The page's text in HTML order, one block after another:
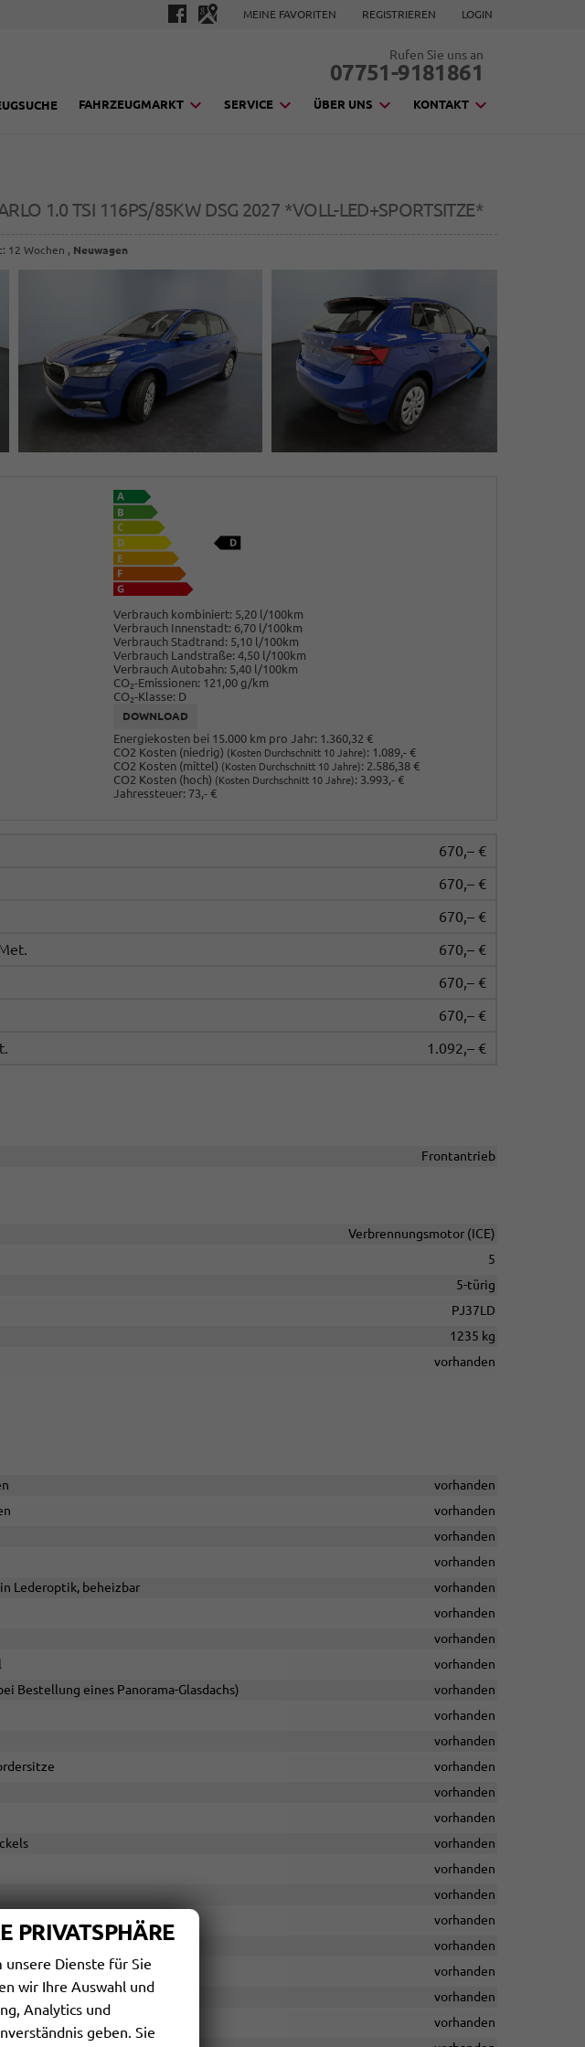
MEINE FAVORITEN REGISTRIEREN LOGIN
Rufen Sie uns an
07751-9181861
FAHRZEUGMARKT SERVICE ÜBER UNS KONTAKT
1.0 TSI 116PS/85KW DSG 2027 *VOLL-LED+SPORTSITZE*
12 Wochen , Neuwagen
Verbrauch kombiniert: 5,20 l/100km
Verbrauch Innenstadt: 6,70 l/100km
Verbrauch Stadtrand: 5,10 l/100km
Verbrauch Landstraße: 4,50 l/100km
Verbrauch Autobahn: 5,40 l/100km
CO2-Emissionen: 121,00 g/km
CO2-Klasse: D
DOWNLOAD
Energiekosten bei 15.000 km pro Jahr: 1.360,32 €
CO2 Kosten (niedrig) (Kosten Durchschnitt 10 Jahre): 1.089,- €
CO2 Kosten (mittel) (Kosten Durchschnitt 10 Jahre): 2.586,38 €
CO2 Kosten (hoch) (Kosten Durchschnitt 10 Jahre): 3.993,- €
Jahressteuer: 73,- €
670,– €
670,– €
670,– €
670,– €
670,– €
670,– €
1.092,– €
Frontantrieb
Verbrennungsmotor (ICE)
5
5-türig
PJ37LD
1235 kg
vorhanden
vorhanden
vorhanden
vorhanden
vorhanden
Lederoptik, beheizbar
vorhanden
vorhanden
vorhanden
vorhanden
Bestellung eines Panorama-Glasdachs)
vorhanden
vorhanden
vorhanden
vorhanden
vorhanden
vorhanden
vorhanden
vorhanden
vorhanden
vorhanden
vorhanden
vorhanden
vorhanden
Regenschirm
vorhanden
PRIVATSPHÄRE
unsere Dienste für Sie
wir Ihre Auswahl und
Analytics und
geben. Sie